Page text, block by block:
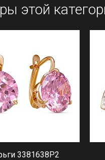
этой
3381638Р2